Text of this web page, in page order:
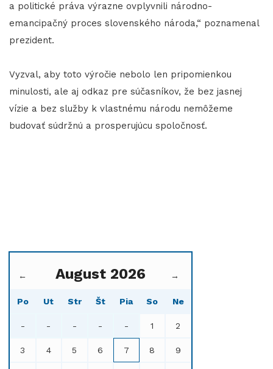
a politické práva výrazne ovplyvnili národno-
emancipačný proces slovenského národa,“ poznamenal
prezident.
Vyzval, aby toto výročie nebolo len pripomienkou
minulosti, ale aj odkaz pre súčasníkov, že bez jasnej
vízie a bez služby k vlastnému národu nemôžeme
budovať súdržnú a prosperujúcu spoločnosť.
← August 2026 →
Po Ut Str Št Pia So Ne
- - - - - 1 2
3 4 5 6 7 8 9